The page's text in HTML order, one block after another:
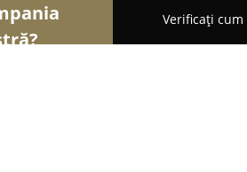
Verificați